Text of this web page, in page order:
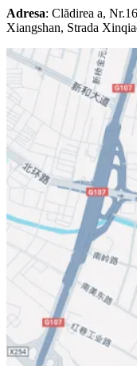
Adresa: Clădirea a,
Xiangshan, Strada